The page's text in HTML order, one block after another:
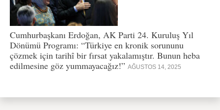
Cumhurbaşkanı Erdoğan, AK Parti 24. Kuruluş Yıl
Dönümü Programı: “Türkiye en kronik sorununu
çözmek için tarihî bir fırsat yakalamıştır. Bunun heba
edilmesine göz yummayacağız!” AĞUSTOS 14, 2025